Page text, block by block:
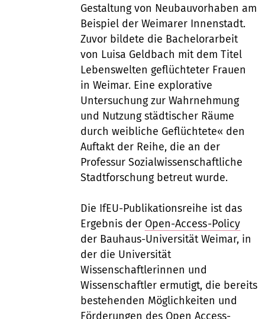
Gestaltung von Neubauvorhaben am
Beispiel der Weimarer Innenstadt.
Zuvor bildete die Bachelorarbeit
von Luisa Geldbach mit dem Titel
Lebenswelten geflüchteter Frauen
in Weimar. Eine explorative
Untersuchung zur Wahrnehmung
und Nutzung städtischer Räume
durch weibliche Geflüchtete« den
Auftakt der Reihe, die an der
Professur Sozialwissenschaftliche
Stadtforschung betreut wurde.
Die IfEU-Publikationsreihe ist das
Ergebnis der Open-Access-Policy
der Bauhaus-Universität Weimar, in
der die Universität
Wissenschaftlerinnen und
Wissenschaftler ermutigt, die bereits
bestehenden Möglichkeiten und
Förderungen des Open Access-